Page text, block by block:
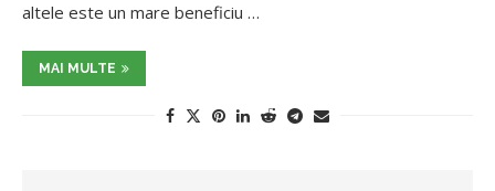
altele este un mare beneficiu …
MAI MULTE